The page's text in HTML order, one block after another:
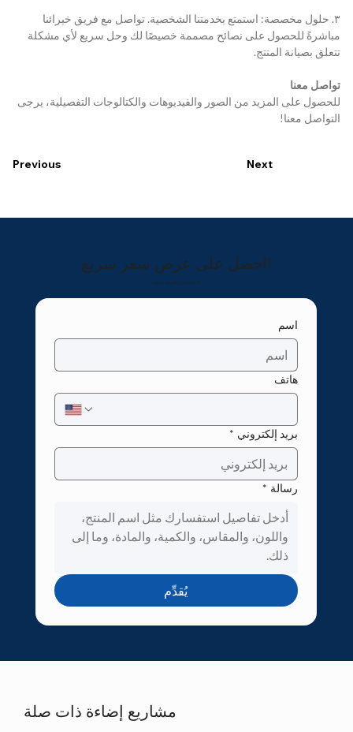
٣. حلول مخصصة: استمتع بخدمتنا الشخصية. تواصل مع فريق خبرائنا
مباشرةً للحصول على نصائح مصممة خصيصًا لك وحل سريع لأي مشكلة
تتعلق بصيانة المنتج.
تواصل معنا
للحصول على المزيد من الصور والفيديوهات والكتالوجات التفصيلية، يرجى
التواصل معنا!
Previous Next
احصل على عرض سعر سريع!
اسم
هاتف
بريد إلكتروني *
رسالة *
يُقدِّم
مشاريع إضاءة ذات صلة